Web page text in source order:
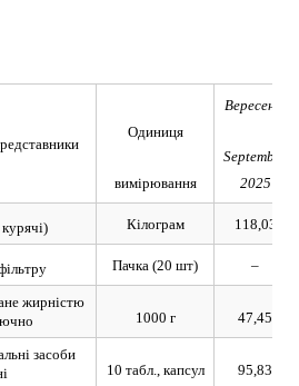
Одиниця
вимірювання
Вересень/
September
2025
Кілограм 118,03
Пачка (20 шт) –
жирністю
1000 г 47,45
засоби
10 табл., капсул 95,83